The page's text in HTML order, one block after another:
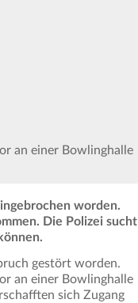
an einer Bowlinghalle
worden.
Die Polizei sucht
gestört worden.
an einer Bowlinghalle
sich Zugang